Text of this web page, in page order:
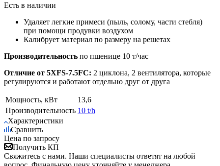
Есть в наличии
Удаляет легкие примеси (пыль, солому, части стебля)
при помощи продувки воздухом
Калибрует материал по размеру на решетах
Производительность по пшенице 10 т/час
Отличие от 5XFS-7.5FC: 2 циклона, 2 вентилятора, которые
регулируются и работают отдельно друг от друга
Мощность, кВт
13,6
Производительность 10 t/h
Характеристики
Сравнить
Цена по запросу
Получить КП
Свяжитесь с нами. Наши специалисты ответят на любой